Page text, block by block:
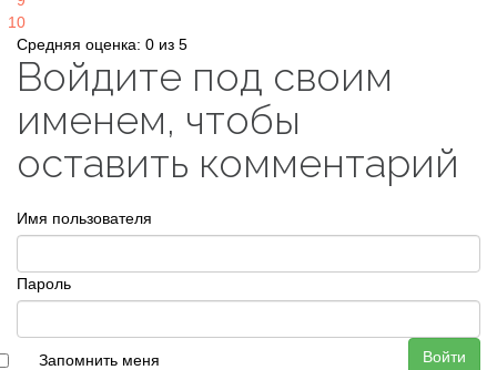
10
Средняя оценка: 0 из 5
Войдите под своим
именем, чтобы
оставить комментарий
Имя пользователя
Пароль
Войти
Запомнить меня